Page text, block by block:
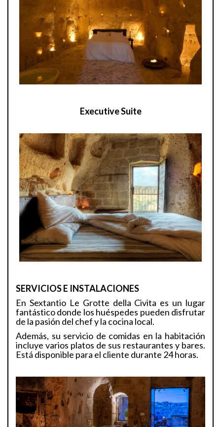
Executive Suite
SERVICIOS E INSTALACIONES
En Sextantio Le Grotte della Civita es un lugar
fantástico donde los huéspedes pueden disfrutar
de la pasión del chef y la cocina local.
Además, su servicio de comidas en la habitación
incluye varios platos de sus restaurantes y bares.
Está disponible para el cliente durante 24 horas.